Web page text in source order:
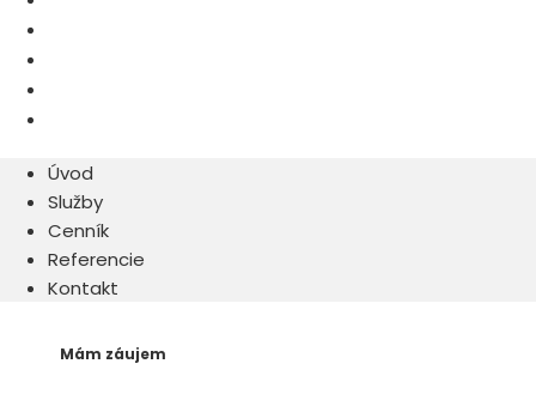
Úvod
Služby
Cenník
Referencie
Kontakt
Mám záujem